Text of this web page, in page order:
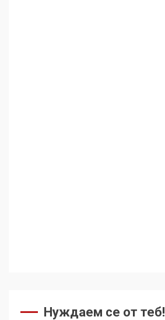
Нуждаем се от теб!